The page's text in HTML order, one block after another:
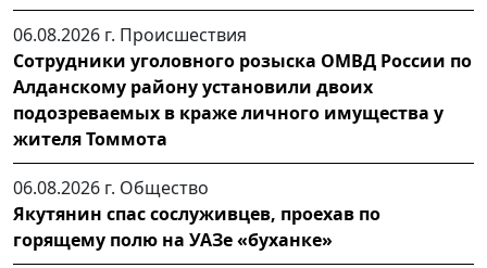
06.08.2026 г. Происшествия
Сотрудники уголовного розыска ОМВД России по
Алданскому району установили двоих
подозреваемых в краже личного имущества у
жителя Томмота
06.08.2026 г. Общество
Якутянин спас сослуживцев, проехав по
горящему полю на УАЗе «буханке»